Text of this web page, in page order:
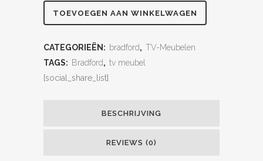
TOEVOEGEN AAN WINKELWAGEN
CATEGORIEËN: bradford, TV-Meubelen
TAGS: Bradford, tv meubel
[social_share_list]
BESCHRIJVING
REVIEWS (0)